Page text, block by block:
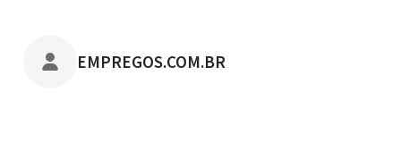
POSTADO POR
EMPREGOS.COM.BR